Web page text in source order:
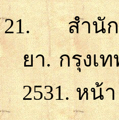
21.
สำนั
ยา.กรุงเท
2531.หน้